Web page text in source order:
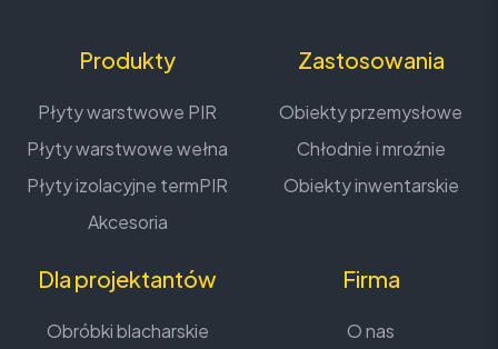
Produkty
Płyty warstwowe PIR
Płyty warstwowe wełna
Płyty izolacyjne termPIR
Akcesoria
Zastosowania
Obiekty przemysłowe
Chłodnie i mroźnie
Obiekty inwentarskie
Dla projektantów
Obróbki blacharskie
Firma
O nas